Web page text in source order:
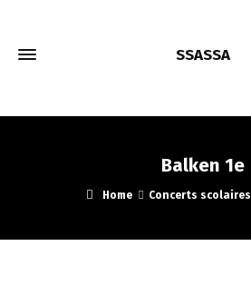
SSASSA
Balken 1e
Home Concerts scolaires